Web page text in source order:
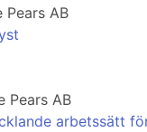
Pears AB
Pears AB
arbetssätt